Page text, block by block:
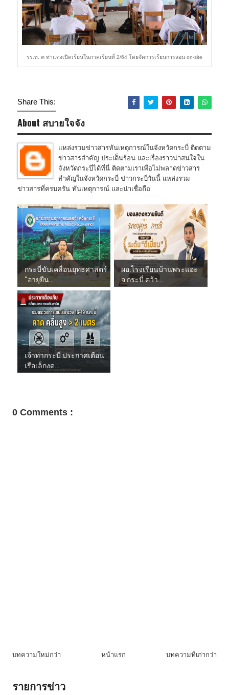
รร.ท. ๓ ท่าแดงเปิดเรียนในภาคเรียนที่ 2/64 โดยจัดการเรียนการสอน on-site
Share This:
About สบายใจจัง
แหล่งรวมข่าวสารทันเหตุการณ์ในจังหวัดกระบี่ ติดตาม
ข่าวสารสำคัญ ประเด็นร้อน และเรื่องราวน่าสนใจใน
จังหวัดกระบี่ได้ที่นี่ ติดตามเราเพื่อไม่พลาดข่าวสาร
สำคัญในจังหวัดกระบี่ ข่าวกระบี่วันนี้ แหล่งรวม
ข่าวสารที่ครบครัน ทันเหตุการณ์ และน่าเชื่อถือ
กระบี่ขับเคลื่อนยุทธศาสตร์
“อายุยืน...
ผอ.โรงเรียนบ้านพระแอะ
จ.กระบี่ คว้า...
เจ้าท่ากระบี่ ประกาศเตือน
เรือเล็กงด...
0 Comments :
บทความใหม่กว่า บทความที่เก่ากว่า
หน้าแรก
รายการข่าว